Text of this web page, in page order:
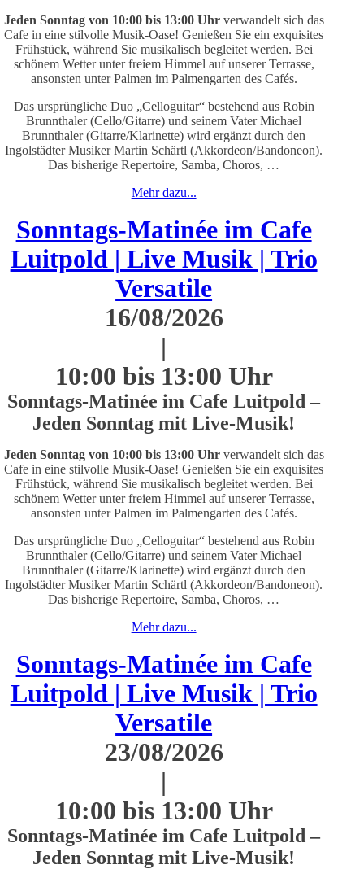
Jeden Sonntag von 10:00 bis 13:00 Uhr verwandelt sich das
Cafe in eine stilvolle Musik-Oase! Genießen Sie ein exquisites
Frühstück, während Sie musikalisch begleitet werden. Bei
schönem Wetter unter freiem Himmel auf unserer Terrasse,
ansonsten unter Palmen im Palmengarten des Cafés.
Das ursprüngliche Duo „Celloguitar“ bestehend aus Robin
Brunnthaler (Cello/Gitarre) und seinem Vater Michael
Brunnthaler (Gitarre/Klarinette) wird ergänzt durch den
Ingolstädter Musiker Martin Schärtl (Akkordeon/Bandoneon).
Das bisherige Repertoire, Samba, Choros, …
Mehr dazu...
Sonntags-Matinée im Cafe
Luitpold | Live Musik | Trio
Versatile
16/08/2026
|
10:00 bis 13:00 Uhr
Sonntags-Matinée im Cafe Luitpold –
Jeden Sonntag mit Live-Musik!
Jeden Sonntag von 10:00 bis 13:00 Uhr verwandelt sich das
Cafe in eine stilvolle Musik-Oase! Genießen Sie ein exquisites
Frühstück, während Sie musikalisch begleitet werden. Bei
schönem Wetter unter freiem Himmel auf unserer Terrasse,
ansonsten unter Palmen im Palmengarten des Cafés.
Das ursprüngliche Duo „Celloguitar“ bestehend aus Robin
Brunnthaler (Cello/Gitarre) und seinem Vater Michael
Brunnthaler (Gitarre/Klarinette) wird ergänzt durch den
Ingolstädter Musiker Martin Schärtl (Akkordeon/Bandoneon).
Das bisherige Repertoire, Samba, Choros, …
Mehr dazu...
Sonntags-Matinée im Cafe
Luitpold | Live Musik | Trio
Versatile
23/08/2026
|
10:00 bis 13:00 Uhr
Sonntags-Matinée im Cafe Luitpold –
Jeden Sonntag mit Live-Musik!